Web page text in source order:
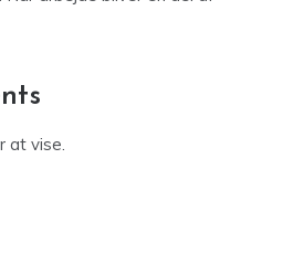
at vise.